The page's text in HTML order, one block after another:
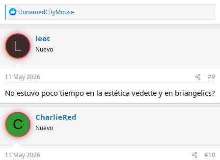
R
e
a
c
i
o
n
e
s
UnnamedCityMouse
L leot
Nuevo
11 May 2026 #9
No estuvo poco tiempo en la estética vedette y en briangelics?
C CharlieRed
Nuevo
11 May 2026 #10